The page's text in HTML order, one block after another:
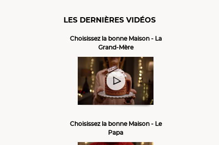
LES DERNIÈRES VIDÉOS
Choisissez la bonne Maison - La
Grand-Mère
Choisissez la bonne Maison - Le
Papa